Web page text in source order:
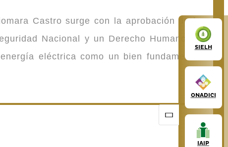
SIELH
ONADICI
IAIP
Castro surge con la aprobación de la
Nacional y un Derecho Humano de
eléctrica como un bien fundamental